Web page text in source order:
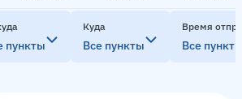
пункты
Куда
Все пункты
Время
Все